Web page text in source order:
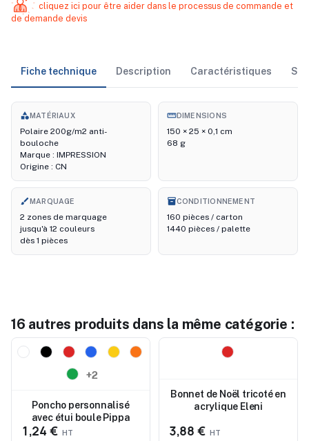
cliquez ici pour être aider dans le processus de commande et
de demande devis
Fiche technique Description Caractéristiques
categoryMATÉRIAUX
Polaire 200g/m2 anti-
bouloche
Marque : IMPRESSION
Origine : CN
straightenDIMENSIONS
150 × 25 × 0,1 cm
68 g
brushMARQUAGE
2 zones de marquage
jusqu'à 12 couleurs
dès 1 pièces
inventory_2
CONDITIONNEMENT
160 pièces / carton
1440 pièces / palette
16 autres produits dans la même catégorie :
Nouveau
+2
Poncho personnalisé
avec étui boule Pippa
1,24 €
Bonnet de Noël tricoté en
acrylique Eleni
3,88 €